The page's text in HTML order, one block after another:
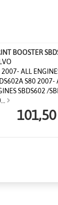
BOOSTER
2007- ALL
S80 2007-
SBDS602 /